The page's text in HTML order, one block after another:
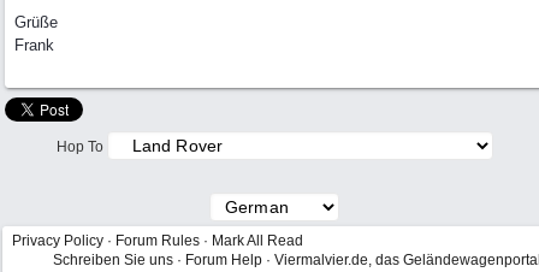
Grüße
Frank
Hop To
Privacy Policy · Forum Rules · Mark All Read
Schreiben Sie uns · Forum Help · Viermalvier.de, das